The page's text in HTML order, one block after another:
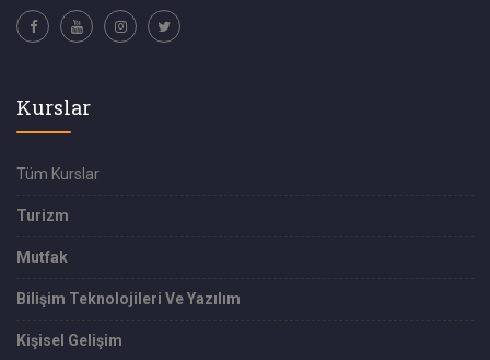
Kurslar
Tüm Kurslar
Turizm
Mutfak
Bilişim Teknolojileri Ve Yazılım
Kişisel Gelişim